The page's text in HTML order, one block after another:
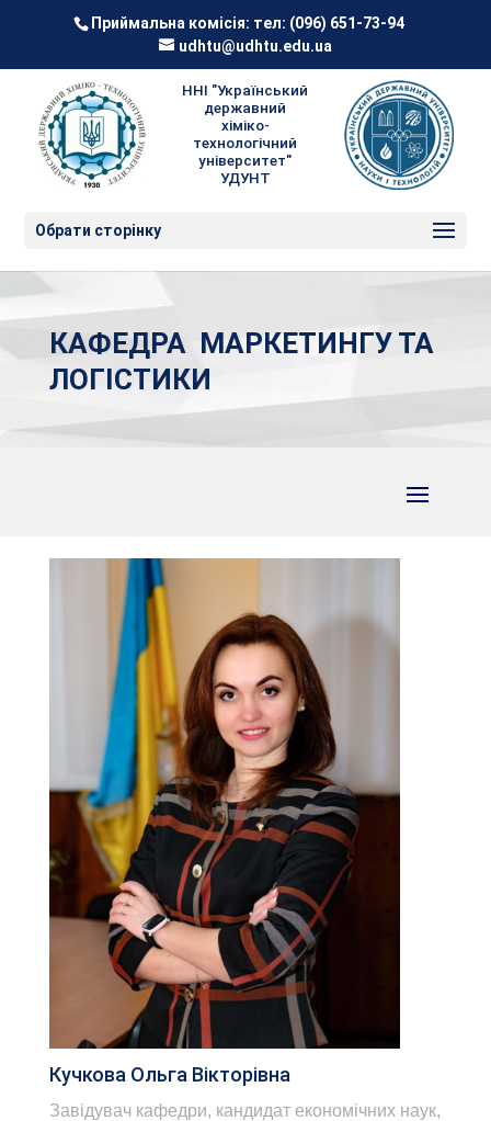
Приймальна комісія: тел: (096) 651-73-94
udhtu@udhtu.edu.ua
ННІ "Український
державний
хіміко-
технологічний
університет"
УДУНТ
Обрати сторінку
КАФЕДРА МАРКЕТИНГУ ТА
ЛОГІСТИКИ
Кучкова Ольга Вікторівна
Завідувач кафедри, кандидат економічних наук,